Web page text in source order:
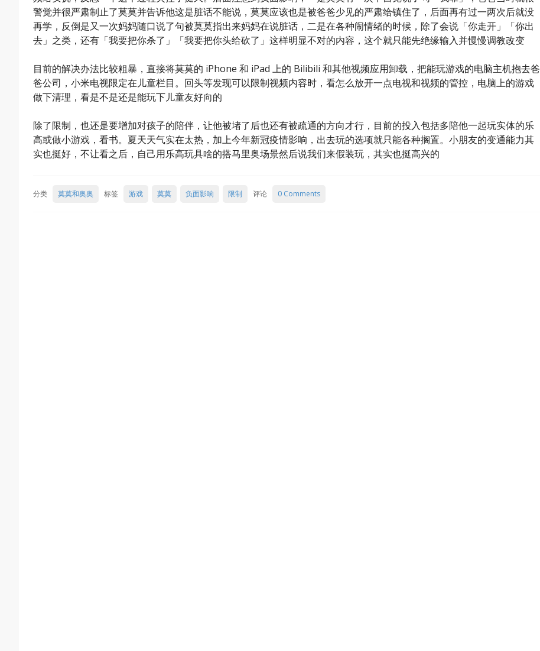
警觉并很严肃制止了莫莫并告诉他这是脏话不能说，莫莫应该也是被爸爸少见的严肃给镇住了，后面再有过一两次后就没
再学，反倒是又一次妈妈随口说了句被莫莫指出来妈妈在说脏话，二是在各种闹情绪的时候，除了会说「你走开」「你出
去」之类，还有「我要把你杀了」「我要把你头给砍了」这样明显不对的内容，这个就只能先绝缘输入并慢慢调教改变
目前的解决办法比较粗暴，直接将莫莫的 iPhone 和 iPad 上的 Bilibili 和其他视频应用卸载，把能玩游戏的电脑主机抱去爸
爸公司，小米电视限定在儿童栏目。回头等发现可以限制视频内容时，看怎么放开一点电视和视频的管控，电脑上的游戏
做下清理，看是不是还是能玩下儿童友好向的
除了限制，也还是要增加对孩子的陪伴，让他被堵了后也还有被疏通的方向才行，目前的投入包括多陪他一起玩实体的乐
高或做小游戏，看书。夏天天气实在太热，加上今年新冠疫情影响，出去玩的选项就只能各种搁置。小朋友的变通能力其
实也挺好，不让看之后，自己用乐高玩具啥的搭马里奥场景然后说我们来假装玩，其实也挺高兴的
分类 莫莫和奥奥 标签 游戏 莫莫 负面影响 限制 评论 0 Comments